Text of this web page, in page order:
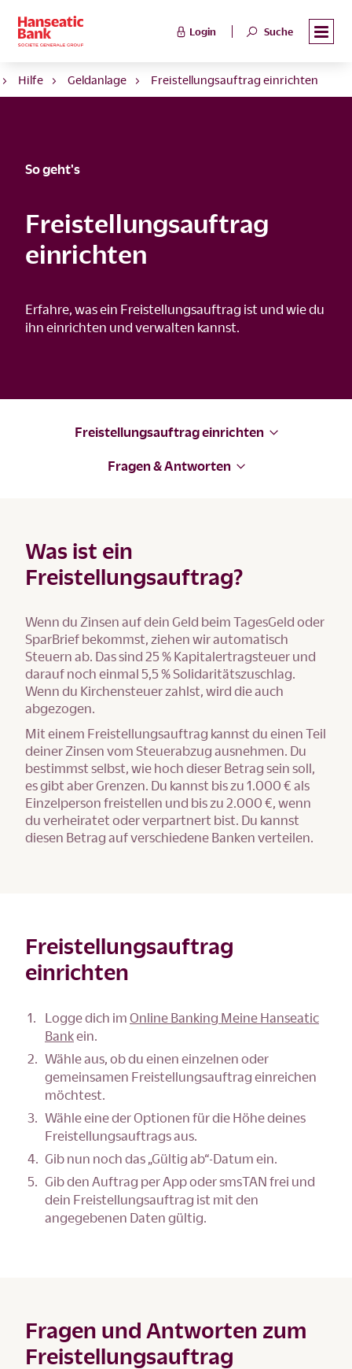
Login Suche
Hilfe Geldanlage Freistellungsauftrag einrichten
So geht's
Freistellungsauftrag
einrichten
Erfahre, was ein Freistellungsauftrag ist und wie du
ihn einrichten und verwalten kannst.
Freistellungsauftrag einrichten
Fragen & Antworten
Was ist ein
Freistellungsauftrag?
Wenn du Zinsen auf dein Geld beim TagesGeld oder
SparBrief bekommst, ziehen wir automatisch
Steuern ab. Das sind 25 % Kapitalertragsteuer und
darauf noch einmal 5,5 % Solidaritätszuschlag.
Wenn du Kirchensteuer zahlst, wird die auch
abgezogen.
Mit einem Freistellungsauftrag kannst du einen Teil
deiner Zinsen vom Steuerabzug ausnehmen. Du
bestimmst selbst, wie hoch dieser Betrag sein soll,
es gibt aber Grenzen. Du kannst bis zu 1.000 € als
Einzelperson freistellen und bis zu 2.000 €, wenn
du verheiratet oder verpartnert bist. Du kannst
diesen Betrag auf verschiedene Banken verteilen.
Freistellungsauftrag
einrichten
Logge dich im Online Banking Meine Hanseatic
Bankein.
Wähle aus, ob du einen einzelnen oder
gemeinsamen Freistellungsauftrag einreichen
möchtest.
Wähle eine der Optionen für die Höhe deines
Freistellungsauftrags aus.
Gib nun noch das „Gültig ab“-Datum ein.
Gib den Auftrag per App oder smsTAN frei und
dein Freistellungsauftrag ist mit den
angegebenen Daten gültig.
Fragen und Antworten zum
Freistellungsauftrag